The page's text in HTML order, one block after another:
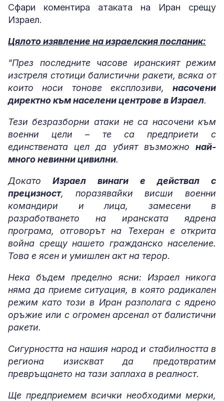
Сфари коментира атаката на Иран срещу
Израел.
Цялото изявление на израелския посланик:
"През последните часове иранският режим
изстреля стотици балистични ракети, всяка от
които носи тонове експлозиви, насочени
директно към населени центрове в Израел.
Тези безразборни атаки не са насочени към
военни цели – те са предприети с
единствената цел да убият възможно най-
много невинни цивилни.
Докато Израел винаги е действал с
прецизност, поразявайки висши военни
командири и лица, замесени в
разработването на иранската ядрена
програма, отговорът на Техеран е открита
война срещу нашето гражданско население.
Това е ясен и умишлен акт на терор.
Нека бъдем пределно ясни: Израел никога
няма да приеме ситуация, в която радикален
режим като този в Иран разполага с ядрено
оръжие или с огромен арсенал от балистични
ракети.
Сигурността на нашия народ и стабилността в
региона изискват да предотвратим
превръщането на тази заплаха в реалност.
Ще предприемем всички необходими мерки,